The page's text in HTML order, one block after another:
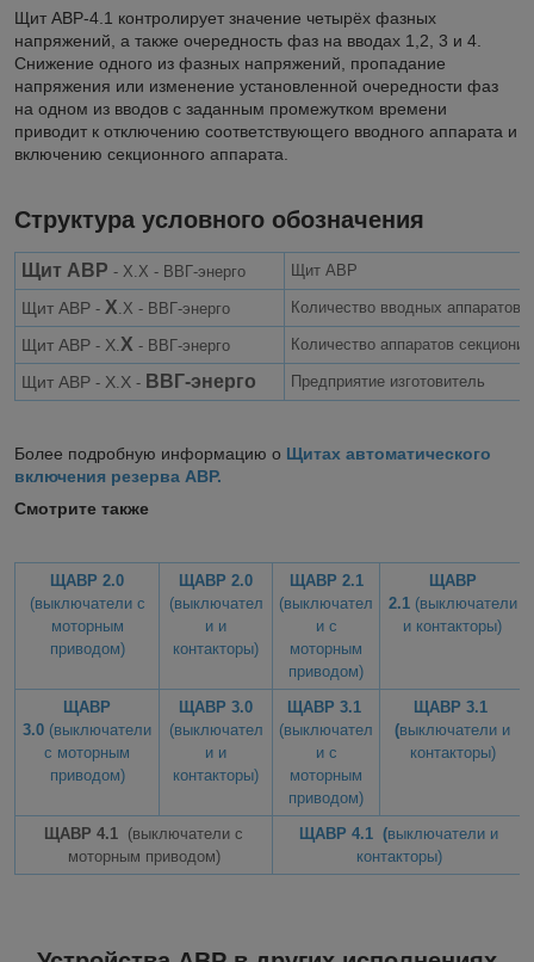
Щит АВР-4.1 контролирует значение четырёх фазных
напряжений, а также очередность фаз на вводах 1,2, 3 и 4.
Снижение одного из фазных напряжений, пропадание
напряжения или изменение установленной очередности фаз
на одном из вводов с заданным промежутком времени
приводит к отключению соответствующего вводного аппарата и
включению секционного аппарата.
Структура условного обозначения
Щит АВР - Х.Х - ВВГ-энерго Щит АВР
Щит АВР - Х.Х - ВВГ-энерго Количество вводных аппаратов
Щит АВР - Х.Х - ВВГ-энерго Количество аппаратов
Щит АВР - Х.Х - ВВГ-энерго Предприятие изготовитель
Более подробную информацию о Щитах автоматического
включения резерва АВР.
Смотрите также
ЩАВР 2.0
(выключатели с
моторным
приводом)
ЩАВР 2.0
(выключател
и и
контакторы)
ЩАВР 2.1
(выключател
и с
моторным
приводом)
ЩАВР
2.1 (выключатели
и контакторы)
ЩАВР
3.0 (выключатели
с моторным
приводом)
ЩАВР 3.0
(выключател
и и
контакторы)
ЩАВР 3.1
(выключател
и с
моторным
приводом)
ЩАВР 3.1
(выключатели и
контакторы)
ЩАВР 4.1 (выключатели с
моторным приводом)
ЩАВР 4.1 (выключатели и
контакторы)